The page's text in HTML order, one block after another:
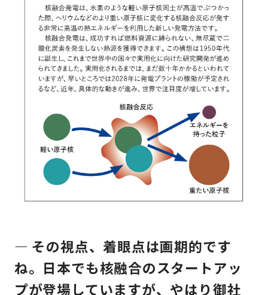
— その視点、着眼点は画期的です
ね。日本でも核融合のスタートアッ
プが登場していますが、やはり御社